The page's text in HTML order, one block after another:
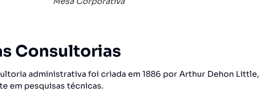
Consultorias
administrativa foi criada em 1886 por Arthur Dehon Little,
em pesquisas técnicas.